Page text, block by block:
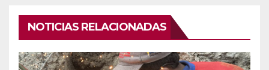
NOTICIAS RELACIONADAS